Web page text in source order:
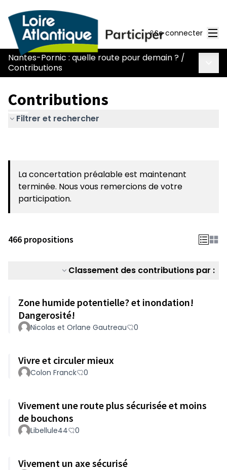
Se connecter
Nantes-Pornic : quelle route pour demain ? /
Contributions
Contributions
Filtrer et rechercher
La concertation préalable est maintenant
terminée. Nous vous remercions de votre
participation.
466 propositions
Classement des contributions par :
Zone humide potentielle? et inondation!
Dangerosité!
Nicolas et Orlane Gautreau 0
Vivre et circuler mieux
Colon Franck 0
Vivement une route plus sécurisée et moins
de bouchons
Libellule44 0
Vivement un axe sécurisé